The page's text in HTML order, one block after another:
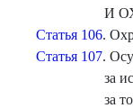
И
Статья 106.
Статья 107.
за
за